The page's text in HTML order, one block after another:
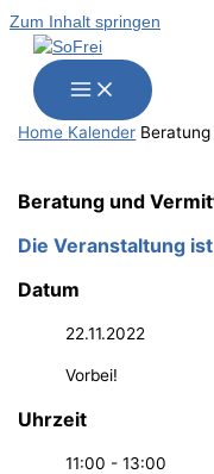
Zum Inhalt springen
Home Kalender
Bera­tung und
Die Veranstaltung
Datum
22.11.2022
Vorbei!
Uhrzeit
11:00 - 13:00